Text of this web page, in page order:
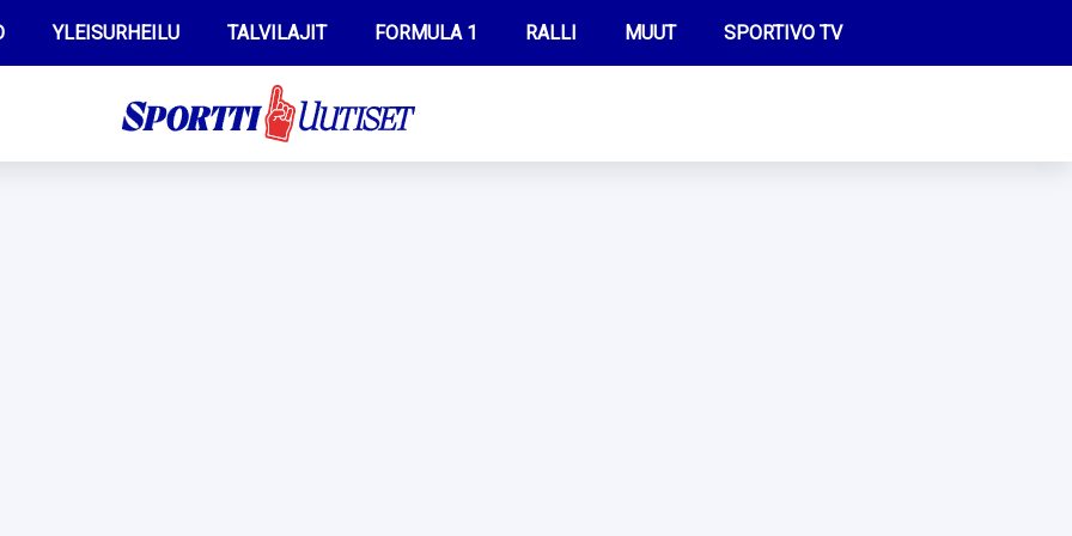
YLEISURHEILU TALVILAJIT FORMULA 1 RALLI MUUT SPORTIVO TV